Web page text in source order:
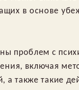
в основе
проблем с
включая
а также такие